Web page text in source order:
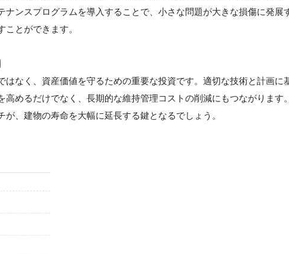
ナンスプログラムを導入することで、小さな問題が大きな損傷に発展
とができます。
なく、資産価値を守るための重要な投資です。適切な技術と計画に
めるだけでなく、長期的な維持管理コストの削減にもつながります。
、建物の寿命を大幅に延長する鍵となるでしょう。